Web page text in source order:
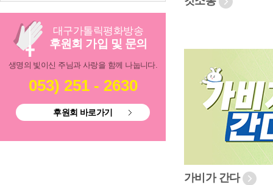
대구가톨릭평화방송
후원회 가입 및 문의
생명의 빛이신 주님과 사랑을 함께 나눕니다.
053) 251 - 2630
후원회 바로가기
가비가 간다